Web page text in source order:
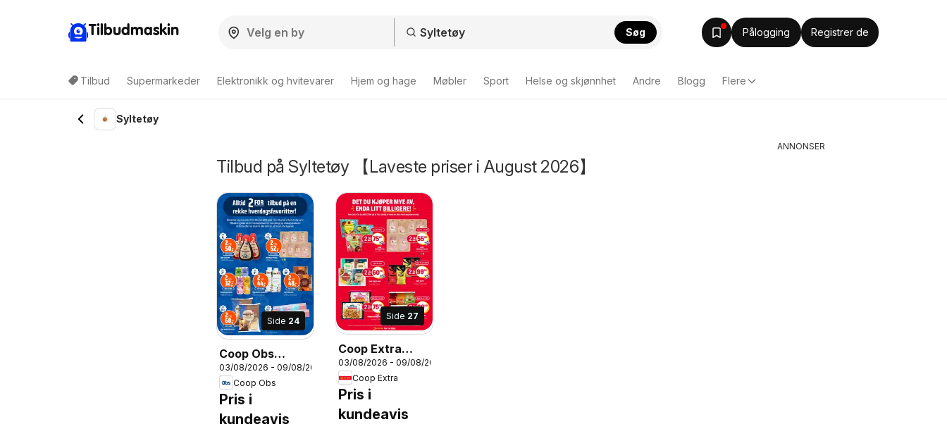
Tilbudmaskin Søg Pålogging Registrer de
Tilbud Supermarkeder Elektronikk og hvitevarer Hjem og hage Møbler Sport Helse og skjønnhet Andre Blogg Flere
Syltetøy
Tilbud på Syltetøy 【Laveste priser i August 2026】
Side 24
Coop Obs
kundeavis
03/08/2026 - 09/08/2026
Coop Obs
Pris i
kundeavis
Side 27
Coop Extra
kundeavis
03/08/2026 - 09/08/2026
Coop Extra
Pris i
kundeavis
ANNONSER